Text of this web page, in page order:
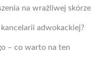
na wrażliwej skórze
adwokackiej?
– co warto na ten